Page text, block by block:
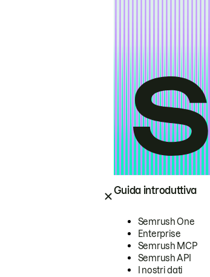
Guida introduttiva
Semrush One
Enterprise
Semrush MCP
Semrush API
I nostri dati